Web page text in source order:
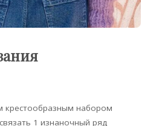
набором
1 изнаночный ряд